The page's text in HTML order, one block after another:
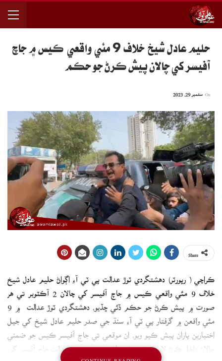
حليم عادل شيخ خلاف 9 مئي واقعي ڪيس ۾ جاچ
آفيسر کي چالان پيش ڪرڻ جو حڪم
ڪراچي ( رپورٽر) دهشتگردي ٽوڙ عدالت پي ٽي آءِ اڳواڻ حليم عادل شيخ
خلاف 9 مئي واقعي ڪيس ۾ جاچ آفيسر کي چالان 2 آڪٽوبر تي هر
مئي واقعن ۾ گرفتار پي ٽي آءِ سنڌ جي صدر حليم عادل شيخ کي جيل
اختيارين پاران پيش ڪيو ويو، ان موقعي تي جاچ آفيسر ڪيس جو ضمني
چالان داخل ڪرڻ لاءِ وڌيڪ مهلت طلب ڪري ورتي، عدالت جاچ آفيسر کي